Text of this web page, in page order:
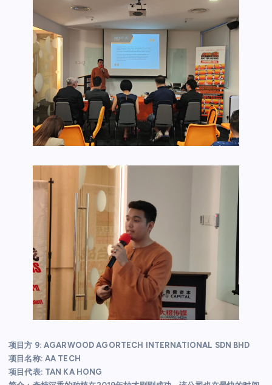
项目方 9: AGARWOOD AGORTECH INTERNATIONAL SDN BHD
项目名称: AA TECH
项目代表: TAN KA HONG